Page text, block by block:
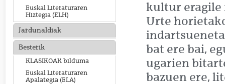
Euskal Literaturaren
Hiztegia (ELH)
Jardunaldiak
Besterik
KLASIKOAK bilduma
Euskal Literaturaren
Apalategia (ELA)
kultur eragile
Urte
bat ere bai,
ugarien
bazuen ere,